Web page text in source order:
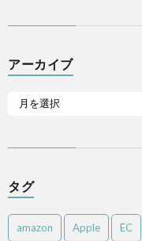
アーカイブ
タグ
amazon Apple EC